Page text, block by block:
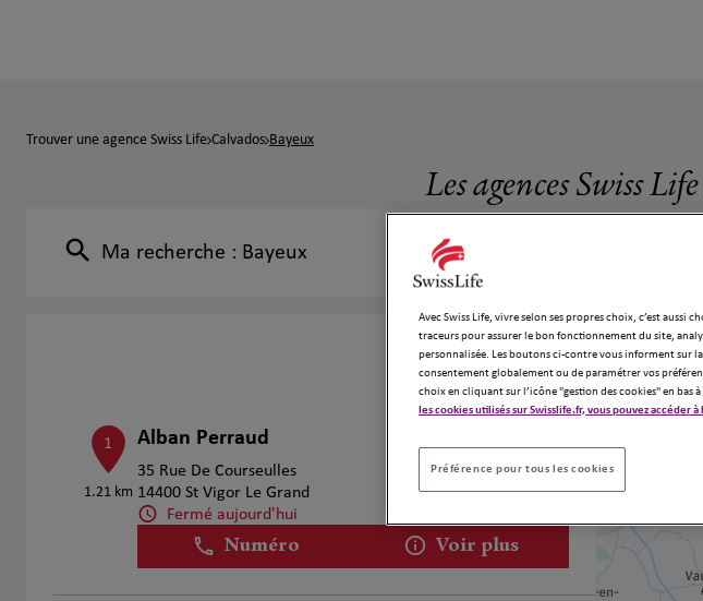
Trouver une agence Swiss Life Calvados Bayeux
Les agences Swiss
Ma recherche : Bayeux
4 agences
1
1.21 km
Alban Perraud
35 Rue De Courseulles
14400 St Vigor Le Grand
Fermé aujourd'hui
Numéro Voir plus
Avec Swiss Life, vivre selon ses propres choix, c’est aussi
traceurs pour assurer le bon fonctionnement du site,
personnalisée. Les boutons ci-contre vous informent sur
consentement globalement ou de paramétrer vos
choix en cliquant sur l’icône "gestion des cookies" en bas
les cookies utilisés sur Swisslife.fr, vous pouvez accéder
Préférence pour tous les cookies